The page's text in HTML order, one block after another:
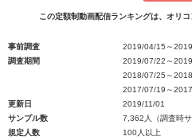
この定額制動画配信ランキングは、オリ
事前調査
2019/04/15～
調査期間
2019/07/22～
2018/07/25～
2017/07/19～
更新日
2019/11/01
サンプル数
7,362人（調査時
規定人数
100人以上